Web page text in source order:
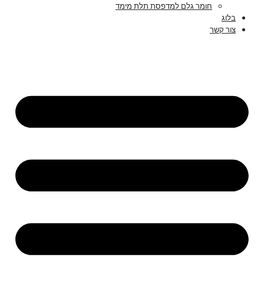
חומר גלם למדפסת תלת מימד
בלוג
צור קשר